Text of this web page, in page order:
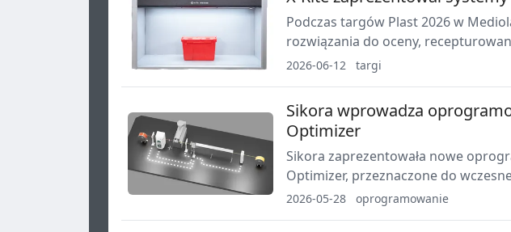
Podczas targów Plast 2026 w
rozwiązania do oceny,
przetwórstwa tworzyw sztucznych.
2026-06-12 targi
Sikora wprowadza
Optimizer
Sikora zaprezentowała nowe
Optimizer, przeznaczone do
produkcji kabli. System
2026-05-28 oprogramowanie